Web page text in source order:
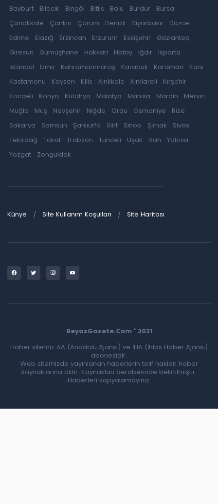
Bayburt Bilecik Bingöl Bitlis Bolu Burdur
Bursa
Çanakkale
Çankırı Çorum Denizli Diyarbakır
Düzce
Edirne
Elazığ Erzincan Erzurum Eskişehir
Gaziantep
Giresun
Gümüşhane Hakkari Hatay Iğdır
Isparta
İstanbul
İzmir Kahramanmaraş Karabük Karaman
Kars
Kastamonu
Kayseri Kilis Kırıkkale Kırklareli
Kırşehir
Kocaeli
Konya Kütahya Malatya Manisa Mardin
Mersin
Muğla
Muş Nevşehir Niğde Ordu Osmaniye
Rize
Sakarya
Samsun Şanlıurfa Siirt Sinop Şırnak
Sivas
Tekirdağ
Tokat Trabzon Tunceli Uşak Van
Yalova
Yozgat
Zonguldak
Künye Site Kullanım Koşulları Site Haritası
BeyazGazete.Com ' 2021
Haber sitemiz AA (Anadolu Ajansı) ve İHA (İhlas Haber Ajansı)
abonesidir.
Web sitemizde yayınlanan haberlerin telif hakları haber
kaynaklarına aittir. Kaynakları beraberinde belirtilmiştir.
Haberleri kopyalamayınız.